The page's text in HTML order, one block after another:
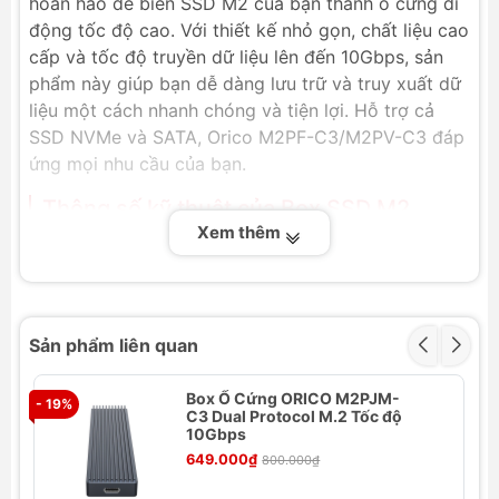
động tốc độ cao. Với thiết kế nhỏ gọn, chất liệu cao
cấp và tốc độ truyền dữ liệu lên đến 10Gbps, sản
phẩm này giúp bạn dễ dàng lưu trữ và truy xuất dữ
liệu một cách nhanh chóng và tiện lợi. Hỗ trợ cả
SSD NVMe và SATA, Orico M2PF-C3/M2PV-C3 đáp
ứng mọi nhu cầu của bạn.
Thông số kỹ thuật của Box SSD M2
Orico M2PF-C3/M2PV-C3
Chất liệu:Nhựa ABS + Hợp kim nhôm
Giao diện đầu ra:USB3.1 Type-C
Tốc độ:
USB3.1 GEN2 10Gbps
SSD hỗ trợ giao thức NVME:
M2PV-C3 M.2 M
KEY SSD
SSD hỗ trợ giao thức SATA:
Xem thêm
Sản phẩm liên quan
- 19%
Box Ổ Cứng ORICO M2PJM-
C3 Dual Protocol M.2 Tốc độ
10Gbps
649.000₫ 800.000₫